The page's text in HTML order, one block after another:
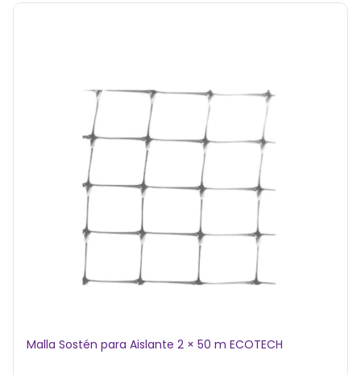
Malla Sostén para Aislante 2 × 50 m ECOTECH